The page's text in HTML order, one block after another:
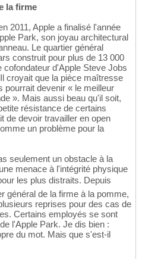
la firme
2011, Apple a finalisé l'année
Park, son joyau architectural
Le quartier général
construit pour plus de 13 000
d'Apple Steve Jobs
croyait que la pièce maîtresse
pourrait devenir « le meilleur
». Mais aussi beau qu'il soit,
résistance de certains
de devoir travailler en open
un problème pour la
seulement un obstacle à la
menace à l'intégrité physique
les plus distraits. Depuis
général de la firme à la pomme,
reprises pour des cas de
Certains employés se sont
l'Apple Park. Je dis bien :
du mot. Mais que s'est-il